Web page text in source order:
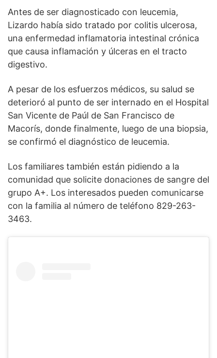
Antes de ser diagnosticado con leucemia,
Lizardo había sido tratado por colitis ulcerosa,
una enfermedad inflamatoria intestinal crónica
que causa inflamación y úlceras en el tracto
digestivo.
A pesar de los esfuerzos médicos, su salud se
deterioró al punto de ser internado en el Hospital
San Vicente de Paúl de San Francisco de
Macorís, donde finalmente, luego de una biopsia,
se confirmó el diagnóstico de leucemia.
Los familiares también están pidiendo a la
comunidad que solicite donaciones de sangre del
grupo A+. Los interesados ​​pueden comunicarse
con la familia al número de teléfono 829-263-
3463.